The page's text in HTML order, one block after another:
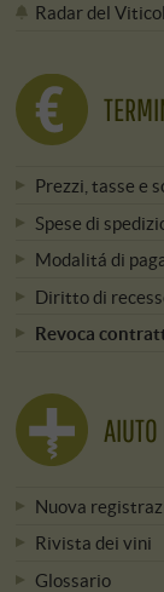
Radar del
Prezzi, tasse e
Spese di
Modalitá di
Diritto di
Revoca
Nuova
Rivista dei vini
Glossario